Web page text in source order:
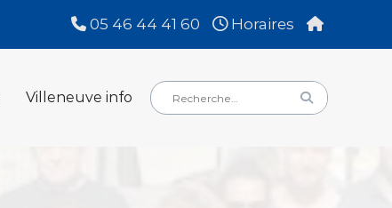
05 46 44 41 60 Horaires
Villeneuve info
Rechercher
:
Rechercher